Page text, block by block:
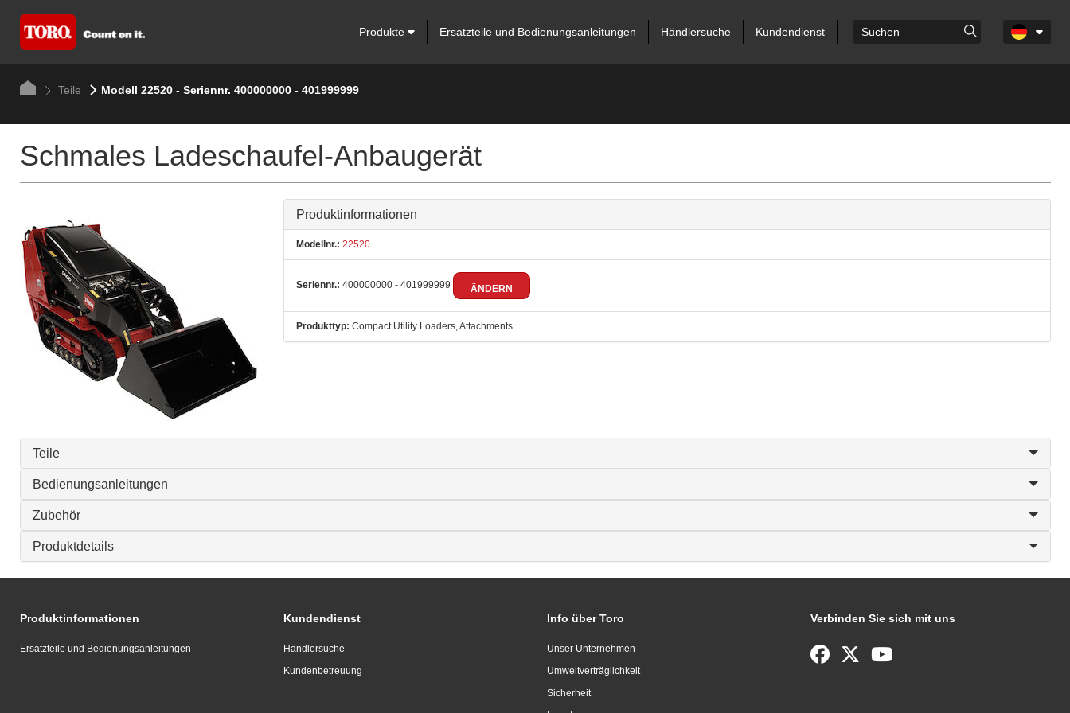
Produkte Ersatzteile und Bedienungsanleitungen Händlersuche Kundendienst
Teile Modell 22520 - Seriennr. 400000000 - 401999999
Schmales Ladeschaufel-Anbaugerät
Produktinformationen
Modellnr.: 22520
Seriennr.: 400000000 - 401999999 ÄNDERN
Produkttyp: Compact Utility Loaders, Attachments
Teile
Bedienungsanleitungen
Zubehör
Produktdetails
Produktinformationen
Ersatzteile und Bedienungsanleitungen
Kundendienst
Händlersuche
Kundenbetreuung
Info über Toro
Unser Unternehmen
Umweltverträglichkeit
Sicherheit
Verbinden Sie sich mit uns